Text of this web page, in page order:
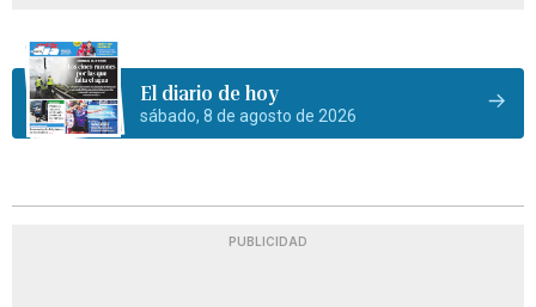
El diario de hoy
sábado, 8 de agosto de 2026
PUBLICIDAD